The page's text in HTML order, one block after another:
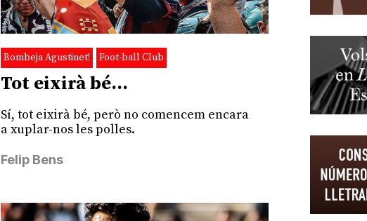
Bombeja Agustinet! Foot-ball Club
Tot eixirà bé…
Sí, tot eixirà bé, però no comencem encara
a xuplar-nos les polles.
Felip Bens